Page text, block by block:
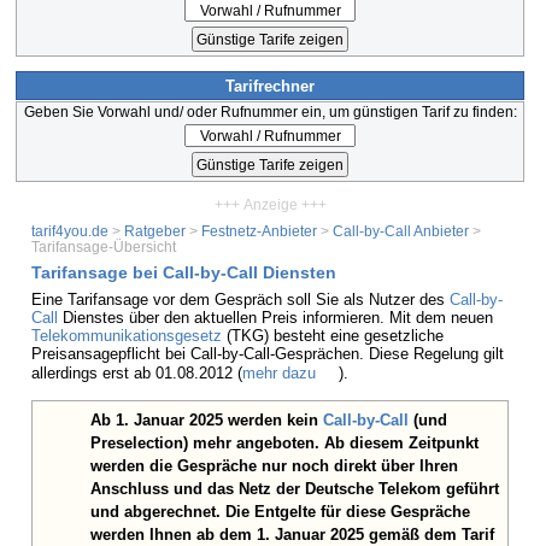
Tarifrechner
Geben Sie Vorwahl und/ oder Rufnummer ein, um günstigen Tarif zu finden:
+++ Anzeige +++
tarif4you.de > Ratgeber > Festnetz-Anbieter > Call-by-Call Anbieter >
Tarifansage-Übersicht
Tarifansage bei Call-by-Call Diensten
Eine Tarifansage vor dem Gespräch soll Sie als Nutzer des Call-by-
Call
Dienstes über den aktuellen Preis informieren. Mit dem neuen
Telekommunikationsgesetz (TKG) besteht eine gesetzliche
Preisansagepflicht bei Call-by-Call-Gesprächen. Diese Regelung gilt
allerdings erst ab 01.08.2012 (mehr dazu ).
Ab 1. Januar 2025 werden kein Call-by-Call
(und
Preselection) mehr angeboten. Ab diesem Zeitpunkt
werden die Gespräche nur noch direkt über Ihren
Anschluss und das Netz der Deutsche Telekom geführt
und abgerechnet. Die Entgelte für diese Gespräche
werden Ihnen ab dem 1. Januar 2025 gemäß dem Tarif